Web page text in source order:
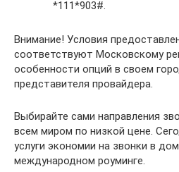
*111*903#.
Внимание! Условия
соответствуют Московскому
особенности опций в своем
представителя провайдера.
Выбирайте сами направления
всем миром по низкой цене.
услуги экономии на звонки в
международном роуминге.